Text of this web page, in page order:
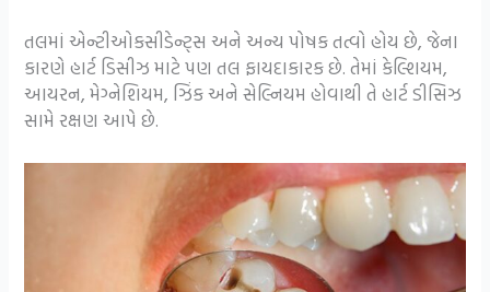
તલમાં એન્ટીઓકસીડેન્ટ્સ અને અન્ય પોષક તત્વો હોય છે, જેના
કારણે હાર્ટ ડિસીઝ માટે પણ તલ ફાયદાકારક છે. તેમાં કેલ્શિયમ,
આયરન, મેગ્નેશિયમ, ઝિંક અને સેલ્નિયમ હોવાથી તે હાર્ટ ડીસિઝ
સામે રક્ષણ આપે છે.